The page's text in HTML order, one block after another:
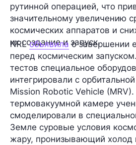
рутинной операцией, что
значительному увеличению
космических аппаратов и
их создание и запуск.
NRLобъявила о завершении
перед космическим
тестов специальное
интегрировали с
Mission Robotic Vehicle (MRV).
термовакуумной камере
смоделировали в
Земле суровые условия
жару, пронизывающий холод